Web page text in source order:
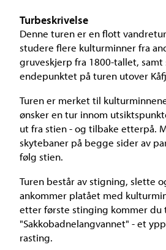
Turbeskrivelse
Denne turen er en flott
studere flere kulturminner fra
gruveskjerp fra 1800-tallet,
endepunktet på turen utover
Turen er merket til
ønsker en tur innom
ut fra stien - og tilbake etterpå.
skytebaner på begge sider av
følg stien.
Turen består av stigning, slette
ankommer platået med
etter første stinging kommer du
"Sakkobadnelangvannet" - et
rasting.